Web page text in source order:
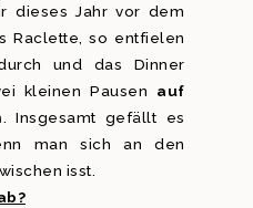
dieses Jahr vor dem
Raclette, so entfielen
und das Dinner
kleinen Pausen auf
. Insgesamt gefällt es
man sich an den
isst.